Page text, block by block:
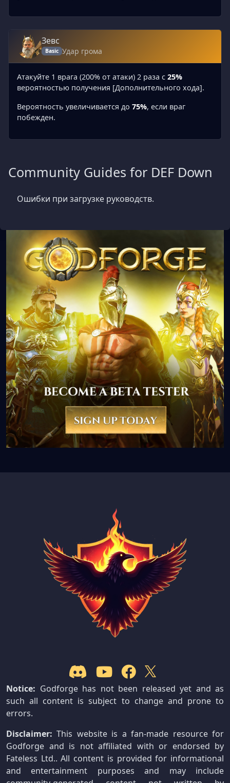
Зевс
Basic Удар грома
Атакуйте 1 врага (200% от атаки) 2 раза с 25%
вероятностью получения [Дополнительного хода].
Вероятность увеличивается до 75%, если враг
побежден.
Community Guides for DEF Down
Ошибки при загрузке руководств.
Notice: Godforge has not been released yet and as
such all content is subject to change and prone to
errors.
Disclaimer: This website is a fan-made resource for
Godforge and is not affiliated with or endorsed by
Fateless Ltd.. All content is provided for informational
and entertainment purposes and may include